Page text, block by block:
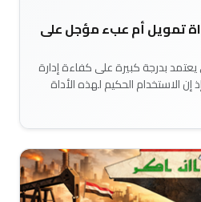
تمويل أم عبء مؤجل على
بدرجة كبيرة على كفاءة إدارة
إن الاستخدام الحكيم لهذه الأداة
بينما يؤدي سوء إدارتها إلى
قد تحد من فرص النمو